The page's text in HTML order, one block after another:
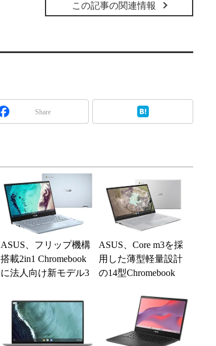
この記事の関連情報
Share
ASUS、フリップ機構
搭載2in1 Chromebook
に法人向け新モデル3
ASUS、Core m3を採
用した薄型軽量設計
の14型Chromebook